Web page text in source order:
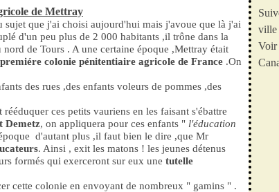
de Mettray
sujet que j'ai choisi aujourd'hui mais j'avoue que là j'ai
d'un peu plus de 2 000 habitants ,il trône dans la
de Tours . A une certaine époque ,Mettray était
colonie pénitentiaire agricole de France .On
des rues ,des enfants voleurs de pommes ,des
ces petits vauriens en les faisant s'ébattre
Demetz, on appliquera pour ces enfants " l'éducation
d'autant plus ,il faut bien le dire ,que Mr
. Ainsi , exit les matons ! les jeunes détenus
formés qui exerceront sur eux une tutelle
cette colonie en envoyant de nombreux " gamins " .
ville
Voir